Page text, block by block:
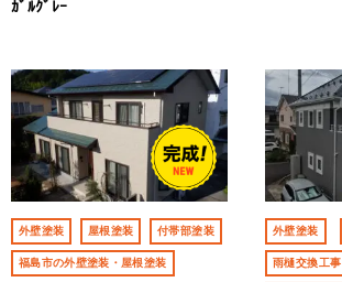
ｶﾞﾙｸﾞﾚｰ
外壁塗装 屋根塗装 付帯部塗装
福島市の外壁塗装・屋根塗装
外壁塗装
雨樋交換工事